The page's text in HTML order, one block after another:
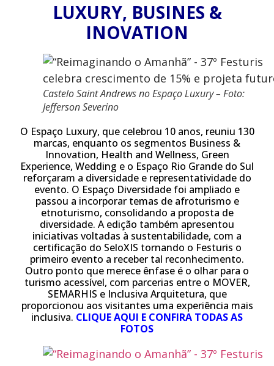
LUXURY, BUSINES &
INOVATION
Castelo Saint Andrews no Espaço Luxury – Foto:
Jefferson Severino
O Espaço Luxury, que celebrou 10 anos, reuniu 130
marcas, enquanto os segmentos Business &
Innovation, Health and Wellness, Green
Experience, Wedding e o Espaço Rio Grande do Sul
reforçaram a diversidade e representatividade do
evento. O Espaço Diversidade foi ampliado e
passou a incorporar temas de afroturismo e
etnoturismo, consolidando a proposta de
diversidade. A edição também apresentou
iniciativas voltadas à sustentabilidade, com a
certificação do SeloXIS tornando o Festuris o
primeiro evento a receber tal reconhecimento.
Outro ponto que merece ênfase é o olhar para o
turismo acessível, com parcerias entre o MOVER,
SEMARHIS e Inclusiva Arquitetura, que
proporcionou aos visitantes uma experiência mais
inclusiva. CLIQUE AQUI E CONFIRA TODAS AS
FOTOS